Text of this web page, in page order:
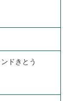
ドきとう